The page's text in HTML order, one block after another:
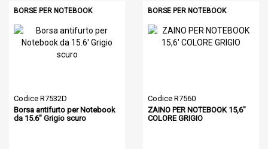
BORSE PER NOTEBOOK
Codice R7532D
Borsa antifurto per Notebook
da 15.6" Grigio scuro
BORSE PER NOTEBOOK
Codice R7560
ZAINO PER NOTEBOOK 15,6"
COLORE GRIGIO